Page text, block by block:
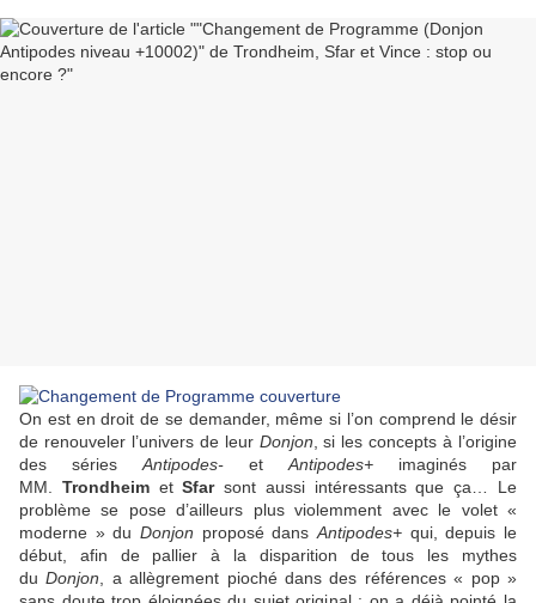
On est en droit de se demander, même si l’on comprend le désir
de renouveler l’univers de leur Donjon , si les concepts à l’origine
des séries Antipodes- et Antipodes+ imaginés par
MM. Trondheim etSfarsont aussi intéressants que ça… Le
problème se pose d’ailleurs plus violemment avec le volet «
moderne » du Donjon proposé dansAntipodes+ qui, depuis le
début, afin de pallier à la disparition de tous les mythes
duDonjon , a allègrement pioché dans des références « pop »